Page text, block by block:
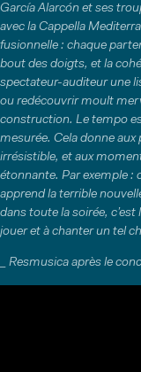
García Alarcón et ses
avec la Cappella
fusionnelle : chaque
bout des doigts, et la
spectateur-auditeur une
ou redécouvrir moult
construction. Le tempo
mesurée. Cela donne aux
irrésistible, et aux
étonnante. Par exemple
apprend la terrible
dans toute la soirée, c’est
jouer et à chanter un tel
_ Resmusica après le